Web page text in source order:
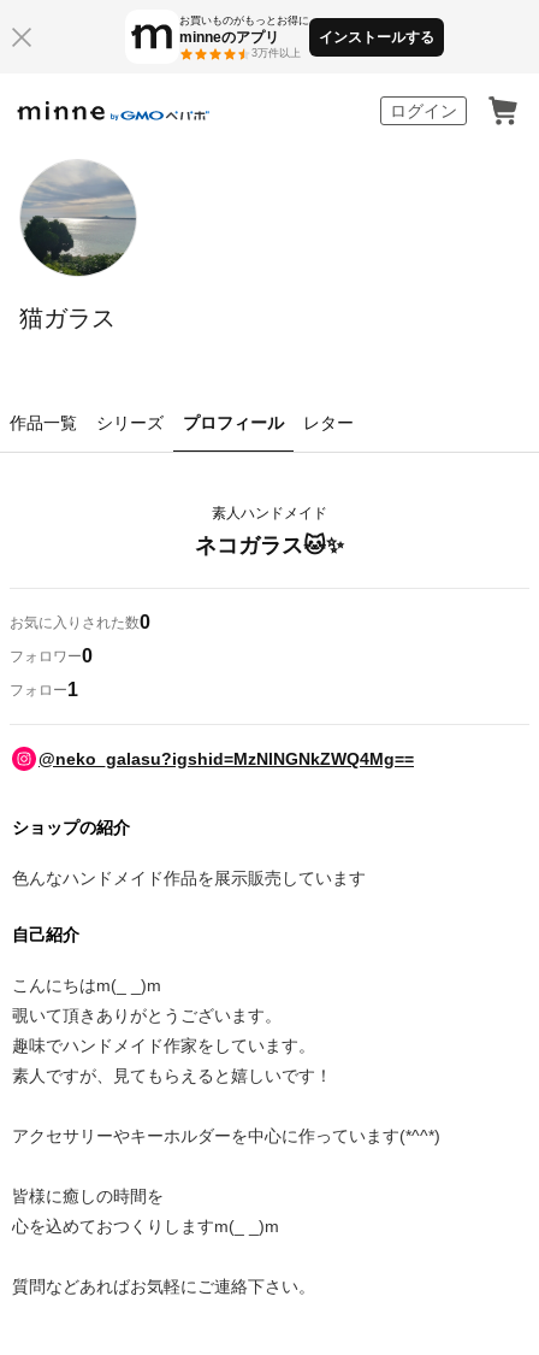
お買いものがもっとお得に
minneのアプリ
3万件以上
インストールする
ログイン
猫ガラス
作品一覧 シリーズ プロフィール レター
素人ハンドメイド
ネコガラス🐱✨
お気に入りされた数0
フォロワー0
フォロー1
@neko_galasu?igshid=MzNlNGNkZWQ4Mg==
ショップの紹介
色んなハンドメイド作品を展示販売しています
自己紹介
こんにちはm(_ _)m
覗いて頂きありがとうございます。
趣味でハンドメイド作家をしています。
⁡素人ですが、見てもらえると嬉しいです！⁡⁡
アクセサリーやキーホルダーを中心に作っています(*^^*)⁡
⁡皆様に癒しの時間を⁡
⁡心を込めておつくりしますm(_ _)m
質問などあればお気軽にご連絡下さい。